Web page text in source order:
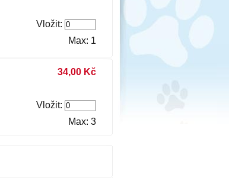
Vložit:
Max: 1
34,00 Kč
Vložit:
Max: 3